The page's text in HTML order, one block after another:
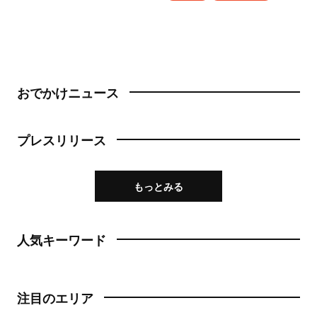
おでかけニュース
プレスリリース
もっとみる
人気キーワード
注目のエリア